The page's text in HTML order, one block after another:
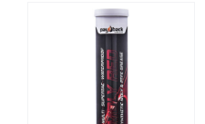
har
flere
varianter.
Alternativene
kan